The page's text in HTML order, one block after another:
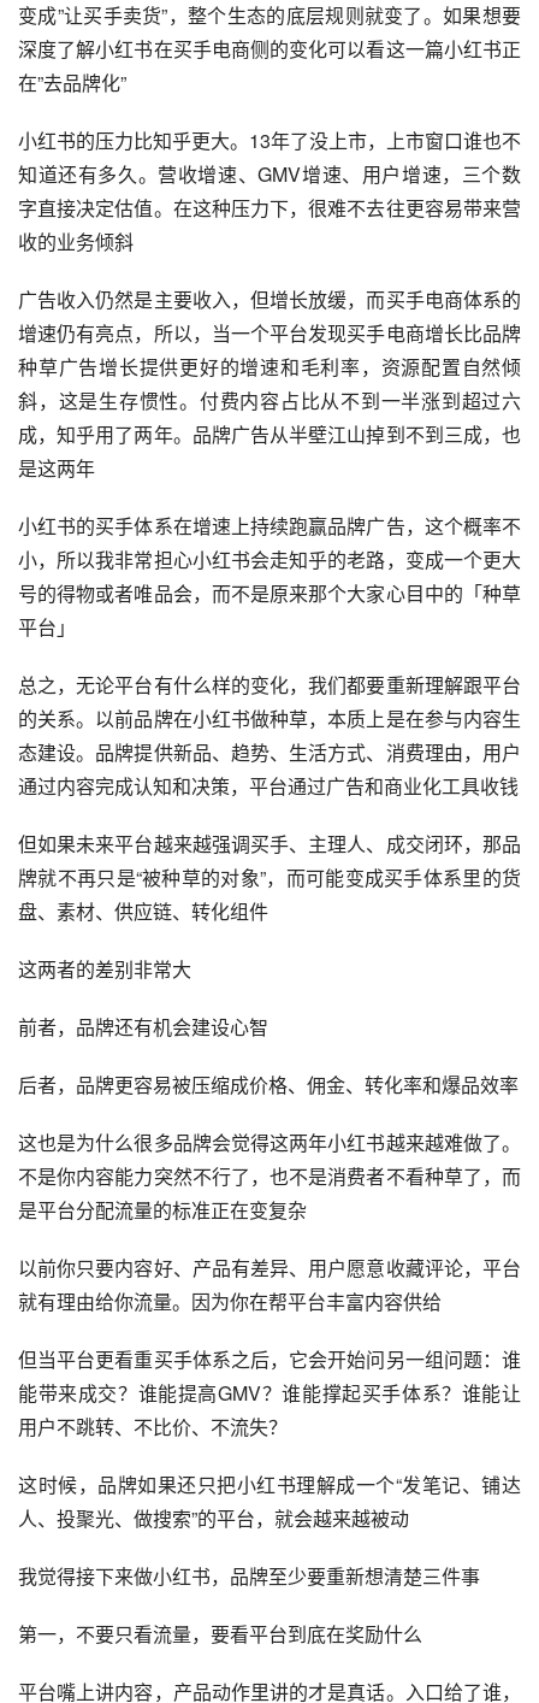
变成”让买手卖货”，整个生态的底层规则就变了。如果想要
深度了解小红书在买手电商侧的变化可以看这一篇小红书正
在”去品牌化”
小红书的压力比知乎更大。13年了没上市，上市窗口谁也不
知道还有多久。营收增速、GMV增速、用户增速，三个数
字直接决定估值。在这种压力下，很难不去往更容易带来营
收的业务倾斜
广告收入仍然是主要收入，但增长放缓，而买手电商体系的
增速仍有亮点，所以，当一个平台发现买手电商增长比品牌
种草广告增长提供更好的增速和毛利率，资源配置自然倾
斜，这是生存惯性。付费内容占比从不到一半涨到超过六
成，知乎用了两年。品牌广告从半壁江山掉到不到三成，也
是这两年
小红书的买手体系在增速上持续跑赢品牌广告，这个概率不
小，所以我非常担心小红书会走知乎的老路，变成一个更大
号的得物或者唯品会，而不是原来那个大家心目中的「种草
平台」
总之，无论平台有什么样的变化，我们都要重新理解跟平台
的关系。以前品牌在小红书做种草，本质上是在参与内容生
态建设。品牌提供新品、趋势、生活方式、消费理由，用户
通过内容完成认知和决策，平台通过广告和商业化工具收钱
但如果未来平台越来越强调买手、主理人、成交闭环，那品
牌就不再只是“被种草的对象”，而可能变成买手体系里的货
盘、素材、供应链、转化组件
这两者的差别非常大
前者，品牌还有机会建设心智
后者，品牌更容易被压缩成价格、佣金、转化率和爆品效率
这也是为什么很多品牌会觉得这两年小红书越来越难做了。
不是你内容能力突然不行了，也不是消费者不看种草了，而
是平台分配流量的标准正在变复杂
以前你只要内容好、产品有差异、用户愿意收藏评论，平台
就有理由给你流量。因为你在帮平台丰富内容供给
但当平台更看重买手体系之后，它会开始问另一组问题：谁
能带来成交？谁能提高GMV？谁能撑起买手体系？谁能让
用户不跳转、不比价、不流失？
这时候，品牌如果还只把小红书理解成一个“发笔记、铺达
人、投聚光、做搜索”的平台，就会越来越被动
我觉得接下来做小红书，品牌至少要重新想清楚三件事
第一，不要只看流量，要看平台到底在奖励什么
平台嘴上讲内容，产品动作里讲的才是真话。入口给了谁，